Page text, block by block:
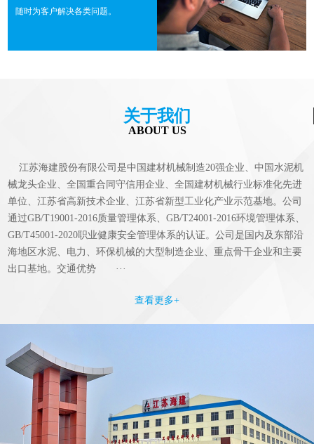
随时为客户解决各类问题。
关于我们
ABOUT US
江苏海建股份有限公司是中国建材机械制造20强企业、中国水泥机
械龙头企业、全国重合同守信用企业、全国建材机械行业标准化先进
单位、江苏省高新技术企业、江苏省新型工业化产业示范基地。公司
通过GB/T19001-2016质量管理体系、GB/T24001-2016环境管理体系、
GB/T45001-2020职业健康安全管理体系的认证。公司是国内及东部沿
海地区水泥、电力、环保机械的大型制造企业、重点骨干企业和主要
出口基地。交通优势 ···
查看更多+